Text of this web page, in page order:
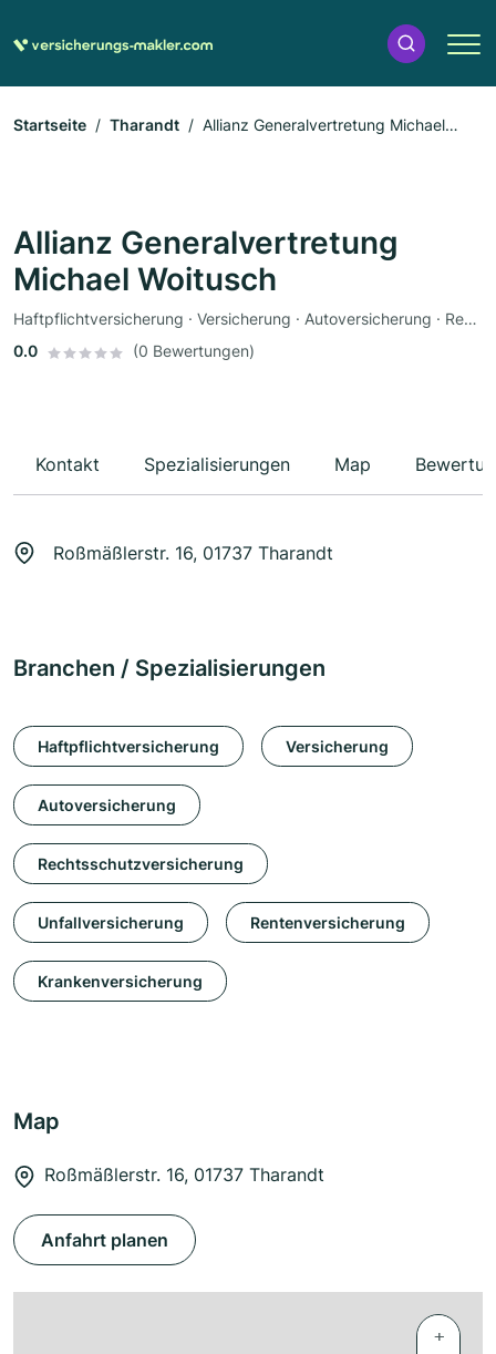
Startseite Tharandt
Allianz Generalvertretung Michael
Allianz Generalvertretung
Michael Woitusch
Haftpflichtversicherung · Versicherung · Autoversicherung · Rechtsschutzversicherung · Unfallversicherung · Rentenversicherung · Krankenversicherung
0.0
(0 Bewertungen)
Kontakt Spezialisierungen Map
Roßmäßlerstr. 16, 01737 Tharandt
Branchen / Spezialisierungen
Haftpflichtversicherung Versicherung
Autoversicherung
Rechtsschutzversicherung
Unfallversicherung Rentenversicherung
Krankenversicherung
Map
Roßmäßlerstr. 16, 01737 Tharandt
Anfahrt planen
+